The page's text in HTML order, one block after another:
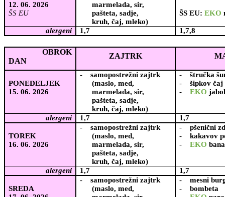
12. 06. 2026
ŠS EU
marmelada, sir,
pašteta, sadje,
kruh, čaj, mleko)
ŠS EU:EKO
alergeni 1,7 1,7,8
OBROK
DAN
ZAJTRK
PONEDELJEK
15. 06. 2026
-
samopostrežni zajtrk
(maslo, med,
marmelada, sir,
pašteta, sadje,
kruh, čaj, mleko)
-
štručka
-
šipkov čaj
-
EKO
alergeni 1,7 1,7
TOREK
16. 06. 2026
-
samopostrežni zajtrk
(maslo, med,
marmelada, sir,
pašteta, sadje,
kruh, čaj, mleko)
-
pšenični
-
kakavov
-
EKO
alergeni 1,7 1,7
SREDA
-
samopostrežni zajtrk
(maslo, med,
-
mesni
-
bombeta